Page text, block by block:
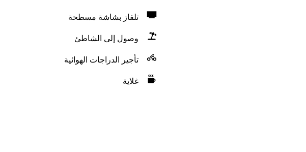
تلفاز بشاشة مسطحة
وصول إلى الشاطئ
تأجير الدراجات الهوائية
غلاية